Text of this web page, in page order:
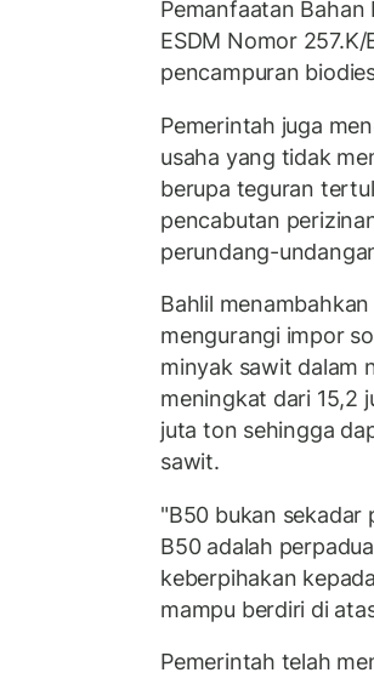
Pemanfaatan
ESDM Nomor
pencampuran
Pemerintah juga
usaha yang tidak
berupa teguran
pencabutan
perundang-
Bahlil
mengurangi impor
minyak sawit dalam
meningkat dari 15,2
juta ton sehingga
sawit.
"B50 bukan sekadar
B50 adalah
keberpihakan
mampu berdiri di
Pemerintah telah